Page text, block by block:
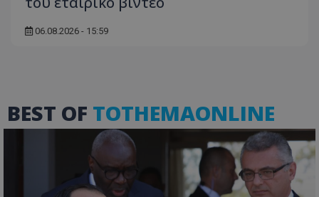
06.08.2026 - 15:59
BEST OF TOTHEMAONLINE